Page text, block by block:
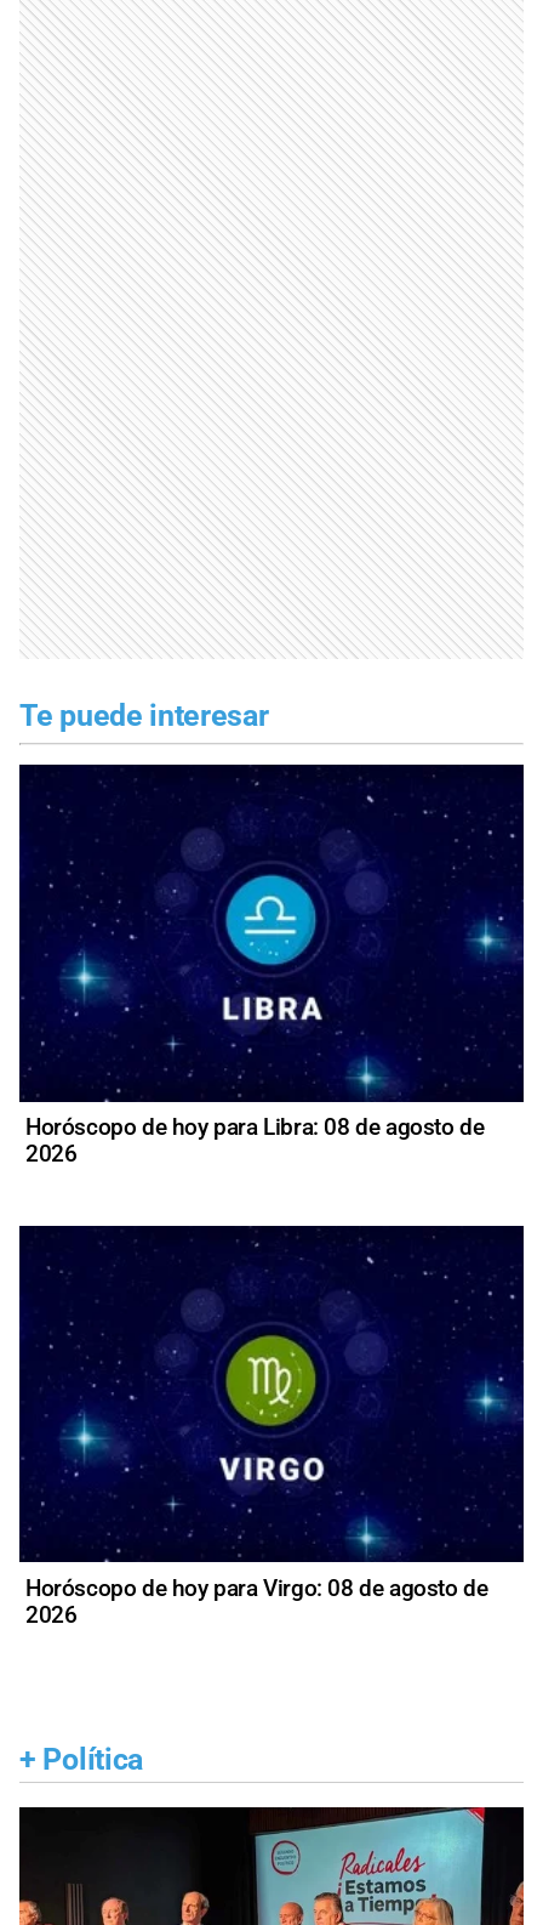
Te puede interesar
Horóscopo de hoy para Libra: 08 de agosto de
2026
Horóscopo de hoy para Virgo: 08 de agosto de
2026
+ Política